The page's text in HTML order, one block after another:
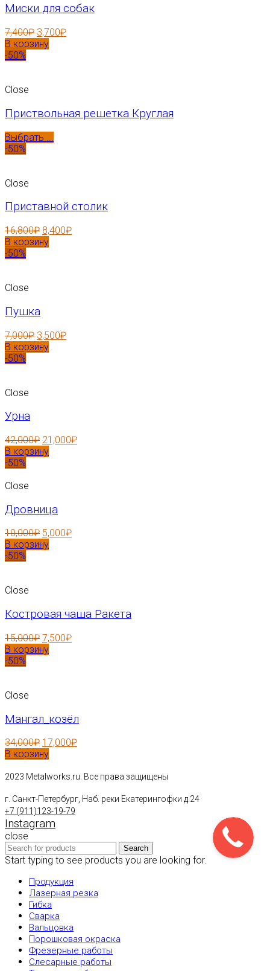
Миски для собак
7,400₽ 3,700₽
В корзину
-50%
Close
Приствольная решетка Круглая
Выбрать ...
-50%
Close
Приставной столик
16,800₽ 8,400₽
В корзину
-50%
Close
Пушка
7,000₽ 3,500₽
В корзину
-50%
Close
Урна
42,000₽ 21,000₽
В корзину
-50%
Close
Дровница
10,000₽ 5,000₽
В корзину
-50%
Close
Костровая чаша Ракета
15,000₽ 7,500₽
В корзину
-50%
Close
Мангал_козёл
34,000₽ 17,000₽
В корзину
2023 Metalworks.ru. Все права защищены
г. Санкт-Петербург, Наб. реки Екатерингофки д.24
+7 (911)123-19-79
Instagram
close
Search
Start typing to see products you are looking for.
Продукция
Лазерная резка
Гибка
Сварка
Вальцовка
Порошковая окраска
Фрезерные работы
Слесарные работы